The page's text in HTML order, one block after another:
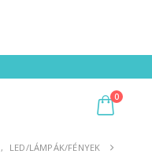
0
,
LED/LÁMPÁK/FÉNYEK